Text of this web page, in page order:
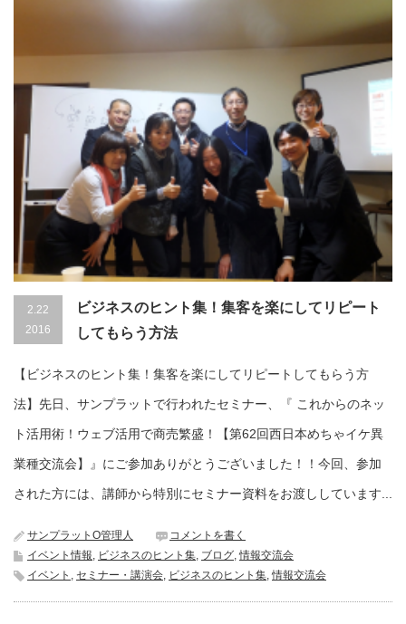
2.22
2016
ビジネスのヒント集！集客を楽にしてリピート
してもらう方法
【ビジネスのヒント集！集客を楽にしてリピートしてもらう方
法】先日、サンプラットで行われたセミナー、『 これからのネッ
ト活用術！ウェブ活用で商売繁盛！【第62回西日本めちゃイケ異
業種交流会】』にご参加ありがとうございました！！今回、参加
された方には、講師から特別にセミナー資料をお渡ししています...
サンプラットO管理人
コメントを書く
イベント情報, ビジネスのヒント集, ブログ,情報交流会
イベント , セミナー・講演会, ビジネスのヒント集,情報交流会